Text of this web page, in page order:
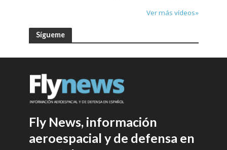
Ver más vídeos»
Sígueme
Fly News, información
aeroespacial y de defensa en